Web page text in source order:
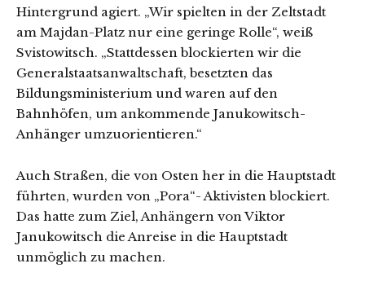
Hintergrund agiert. „Wir spielten in der Zeltstadt
am Majdan-Platz nur eine geringe Rolle“, weiß
Svistowitsch. „Stattdessen blockierten wir die
Generalstaatsanwaltschaft, besetzten das
Bildungsministerium und waren auf den
Bahnhöfen, um ankommende Janukowitsch-
Anhänger umzuorientieren.“
Auch Straßen, die von Osten her in die Hauptstadt
führten, wurden von „Pora“- Aktivisten blockiert.
Das hatte zum Ziel, Anhängern von Viktor
Janukowitsch die Anreise in die Hauptstadt
unmöglich zu machen.